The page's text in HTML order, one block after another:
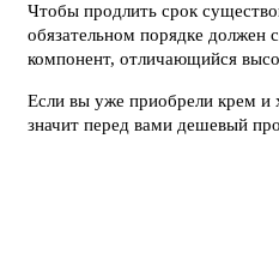
Чтобы продлить срок
обязательном порядке должен
компонент, отличающийся
Если вы уже приобрели крем и
значит перед вами дешевый